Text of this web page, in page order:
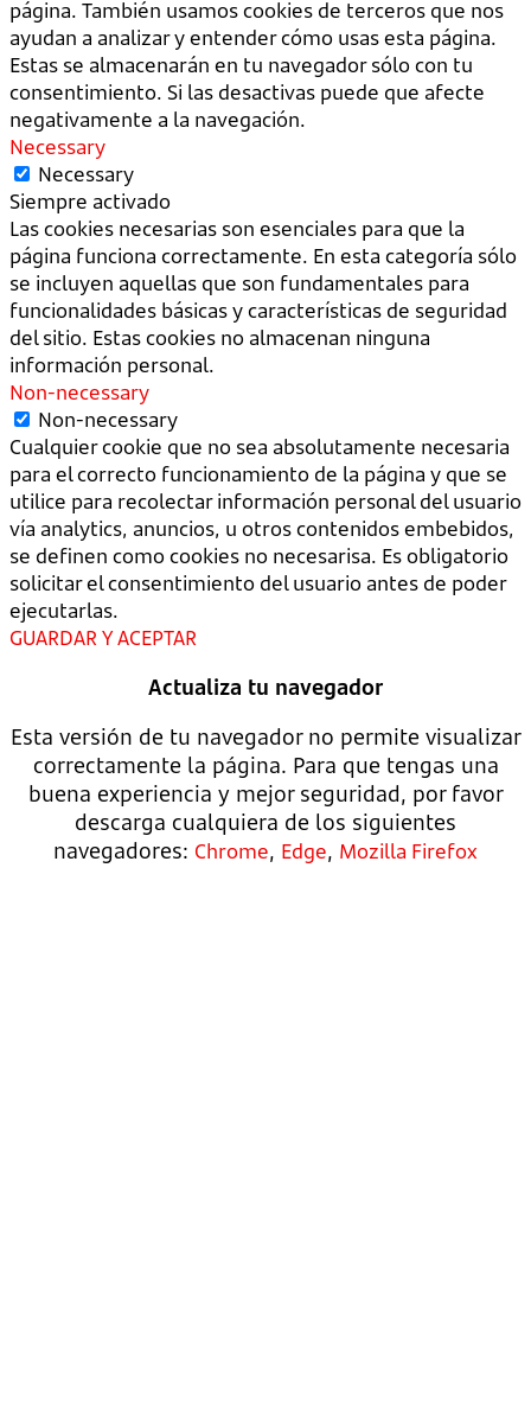
página. También usamos cookies de terceros que nos
ayudan a analizar y entender cómo usas esta página.
Estas se almacenarán en tu navegador sólo con tu
consentimiento. Si las desactivas puede que afecte
negativamente a la navegación.
Necessary
Necessary
Siempre activado
Las cookies necesarias son esenciales para que la
página funciona correctamente. En esta categoría sólo
se incluyen aquellas que son fundamentales para
funcionalidades básicas y características de seguridad
del sitio. Estas cookies no almacenan ninguna
información personal.
Non-necessary
Non-necessary
Cualquier cookie que no sea absolutamente necesaria
para el correcto funcionamiento de la página y que se
utilice para recolectar información personal del usuario
vía analytics, anuncios, u otros contenidos embebidos,
se definen como cookies no necesarisa. Es obligatorio
solicitar el consentimiento del usuario antes de poder
ejecutarlas.
GUARDAR Y ACEPTAR
Actualiza tu navegador
Esta versión de tu navegador no permite visualizar
correctamente la página. Para que tengas una
buena experiencia y mejor seguridad, por favor
descarga cualquiera de los siguientes
navegadores: Chrome, Edge, Mozilla Firefox